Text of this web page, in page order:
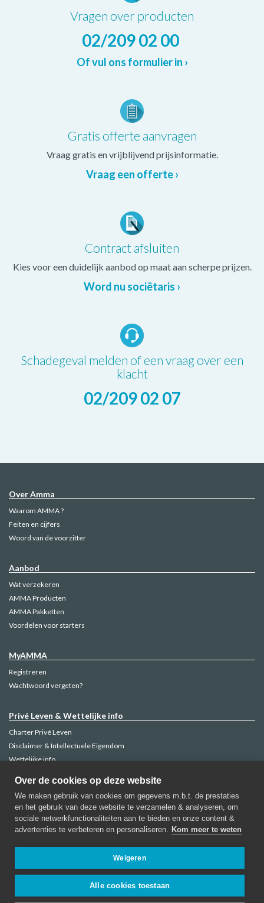
Vragen over producten
02/209 02 00
Of vul ons formulier in ›
Gratis offerte aanvragen
Vraag gratis en vrijblijvend prijsinformatie.
Vraag een offerte ›
Contract afsluiten
Kies voor een duidelijk aanbod op maat aan scherpe prijzen.
Word nu sociëtaris ›
Schadegeval melden of een vraag over een
klacht
02/209 02 07
Over Amma
Waarom AMMA ?
Feiten en cijfers
Woord van de voorzitter
Aanbod
Wat verzekeren
AMMA Producten
AMMA Pakketten
Voordelen voor starters
MyAMMA
Registreren
Wachtwoord vergeten?
Privé Leven & Wettelijke info
Charter Privé Leven
Disclaimer & Intellectuele Eigendom
Wettelijke info
Cookie Policy
Regentschapsstraat, 52-1000 Brussel
Contacteer AMMA
Over de cookies op deze website
We maken gebruik van cookies om gegevens m.b.t. de prestaties
en het gebruik van deze website te verzamelen & analyseren, om
sociale netwerkfunctionaliteiten aan te bieden en onze content &
advertenties te verbeteren en personaliseren. Kom meer te weten
Weigeren
Alle cookies toestaan